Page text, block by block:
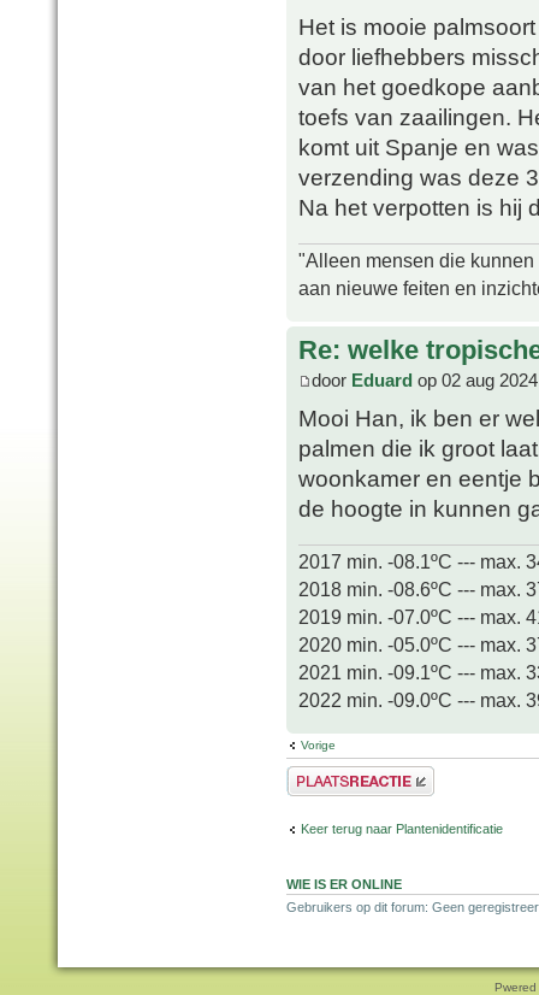
Het is mooie
door liefhebbers
van het goedkope
toefs van zaailingen.
komt uit Spanje en
verzending was deze
Na het verpotten is hij
"Alleen mensen die
aan nieuwe feiten en
Re: welke
door Eduard op 02 aug
Mooi Han, ik ben er
palmen die ik groot
woonkamer en eentje
de hoogte in kunnen
2017 min. -08.1ºC --- max.
2018 min. -08.6ºC --- max.
2019 min. -07.0ºC --- max.
2020 min. -05.0ºC --- max.
2021 min. -09.1ºC --- max.
2022 min. -09.0ºC --- max.
Vorige
Plaats een reactie
Keer terug naar Plantenidentificatie
WIE IS ER ONLINE
Gebruikers op dit forum: Geen